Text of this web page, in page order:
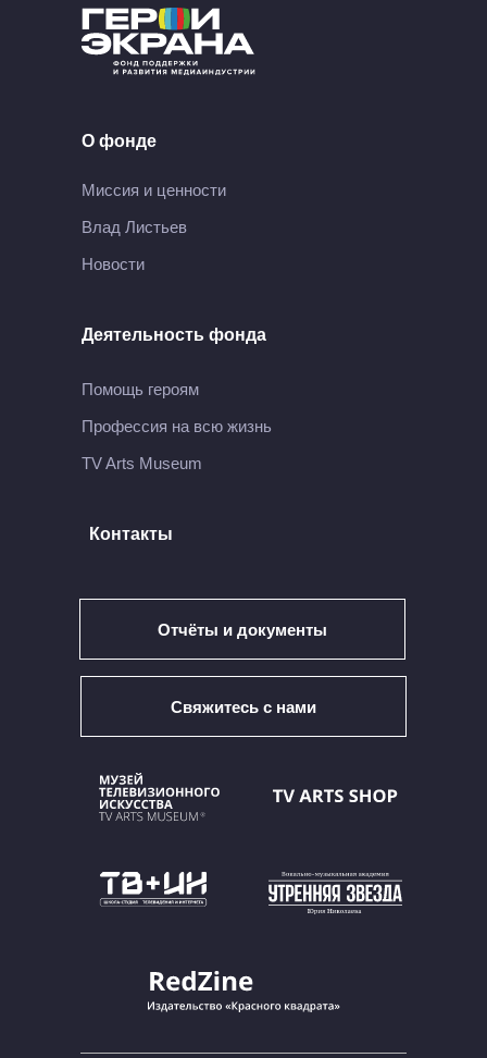
Контакты
Деятельность фонда
О фонде
Помощь героям
TV Arts Museum
Профессия на всю жизнь
Миссия и ценности
Новости
Влад Листьев
Отчёты и документы
Свяжитесь с нами